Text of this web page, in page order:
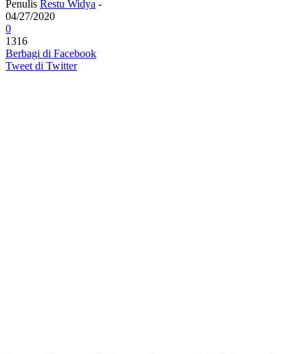
Penulis Restu Widya -
04/27/2020
0
1316
Berbagi di Facebook
Tweet di Twitter